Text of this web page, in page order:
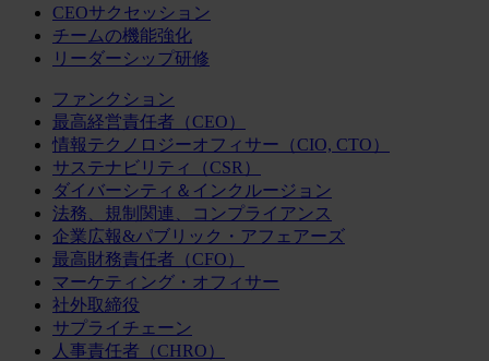
CEOサクセッション
チームの機能強化
リーダーシップ研修
ファンクション
最高経営責任者（CEO）
情報テクノロジーオフィサー（CIO, CTO）
サステナビリティ（CSR）
ダイバーシティ＆インクルージョン
法務、規制関連、コンプライアンス
企業広報&パブリック・アフェアーズ
最高財務責任者（CFO）
マーケティング・オフィサー
社外取締役
サプライチェーン
人事責任者（CHRO）